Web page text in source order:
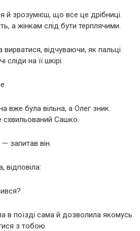
й зрозумієш, що все це дрібниці.
а жінкам слід бути терплячими.
відчуваючи, як пальці
на її шкірі.
вже була вільна, а Олег зник.
Сашко.
запитав він.
відповіла:
в поїзді сама й дозволила якомусь
з тобою.